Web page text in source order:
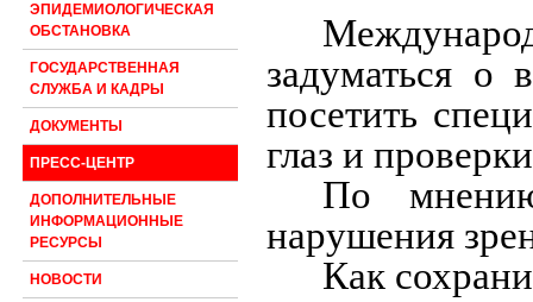
ЭПИДЕМИОЛОГИЧЕСКАЯ
ОБСТАНОВКА
ГОСУДАРСТВЕННАЯ
СЛУЖБА И КАДРЫ
ДОКУМЕНТЫ
ПРЕСС-ЦЕНТР
ДОПОЛНИТЕЛЬНЫЕ
ИНФОРМАЦИОННЫЕ
РЕСУРСЫ
НОВОСТИ
задуматься
посетить
глаз и
По
нарушения
Как